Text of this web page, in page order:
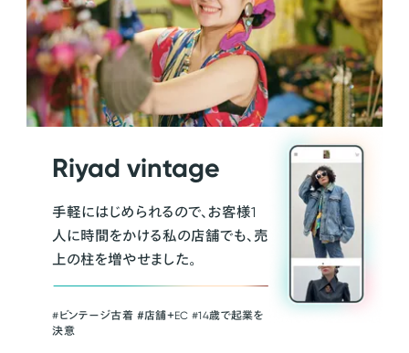
Riyad vintage
手軽にはじめられるので、お客様1
人に時間をかける私の店舗でも、売
上の柱を増やせました。
#ビンテージ古着 ＃店舗＋EC #14歳で起業を
決意